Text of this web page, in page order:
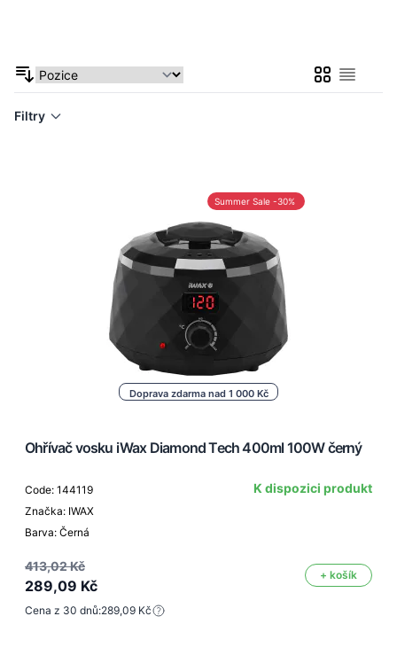
MřížkaSeznam
Filtry
Doprava zdarma nad 1 000 Kč
Summer Sale -30%
Ohřívač vosku iWax Diamond Tech 400ml 100W černý
Code: 144119
Značka: IWAX
Barva: Černá
K dispozici produkt
413,02 Kč
289,09 Kč
+ košík
Cena z 30 dnů:289,09 Kč